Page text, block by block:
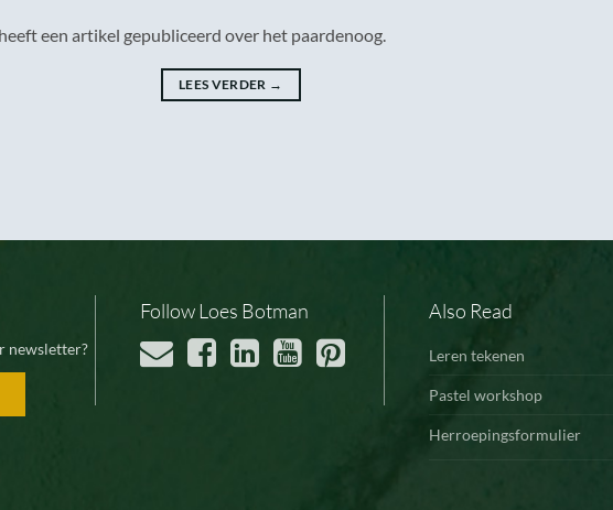
een artikel gepubliceerd over het paardenoog.
LEES VERDER →
newsletter?
Follow Loes Botman Also Read
Leren tekenen
Pastel workshop
Herroepingsformulier